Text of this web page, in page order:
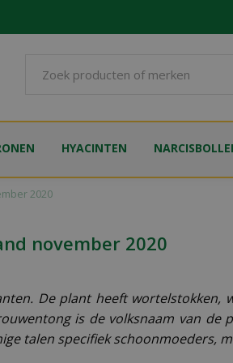
2020
HYACINTEN
november 2020
De plant heeft wortelstokken,
is de volksnaam van
talen specifiek schoonmoeders,